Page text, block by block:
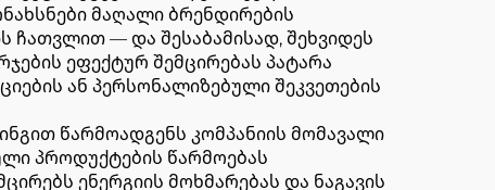
მაღალი ბრენდირების
ჩათვლით — და შესაბამისად, შეხვიდეს
ეფექტურ შემცირებას პატარა
ან პერსონალიზებული შეკვეთების
წარმოადგენს კომპანიის მომავალი
პროდუქტების წარმოებას
ენერგიის მოხმარებას და ნაგავის